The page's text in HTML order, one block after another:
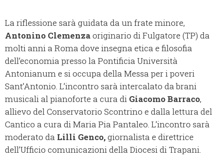
La riflessione sarà guidata da un frate minore,
Antonino Clemenzaoriginario di Fulgatore (TP) da
molti anni a Roma dove insegna etica e filosofia
dell’economia presso la Pontificia Università
Antonianum e si occupa della Messa per i poveri
Sant’Antonio. L’incontro sarà intercalato da brani
musicali al pianoforte a cura di Giacomo Barraco,
allievo del Conservatorio Scontrino e dalla lettura del
Cantico a cura di Maria Pia Pantaleo. L’incontro sarà
moderato da Lilli Genco,giornalista e direttrice
dell’Ufficio comunicazioni della Diocesi di Trapani.